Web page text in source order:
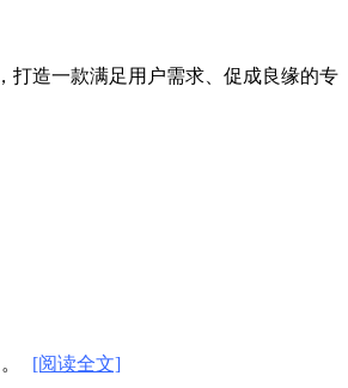
打造一款满足用户需求、促成良缘的专
[阅读全文]